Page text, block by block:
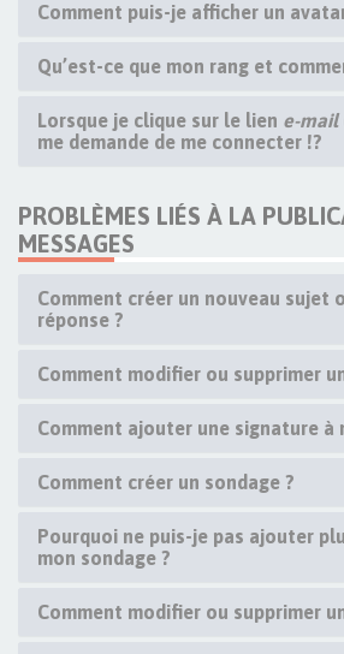
Comment puis-je afficher un
Qu’est-ce que mon rang et
Lorsque je clique sur le lien e-mail
me demande de me connecter !?
PROBLÈMES LIÉS À LA
MESSAGES
Comment créer un nouveau sujet
réponse ?
Comment modifier ou supprimer
Comment ajouter une signature à
Comment créer un sondage ?
Pourquoi ne puis-je pas ajouter
mon sondage ?
Comment modifier ou supprimer